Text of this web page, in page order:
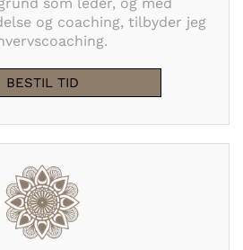
og coaching, tilbyder jeg
BESTIL TID